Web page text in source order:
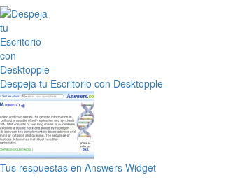
Despeja tu Escritorio con Desktopple
Tus respuestas en Answers Widget